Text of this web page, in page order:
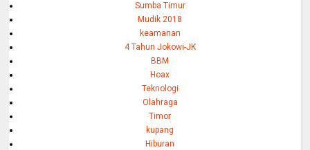
Sumba Timur
Mudik 2018
keamanan
4 Tahun Jokowi-JK
BBM
Hoax
Teknologi
Olahraga
Timor
kupang
Hiburan